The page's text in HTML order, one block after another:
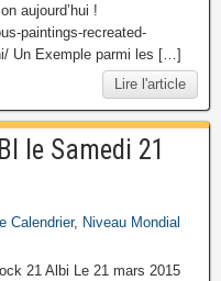
aujourd’hui !
paintings-recreated-
Un Exemple parmi les […]
Lire l'article
le Samedi 21
Calendrier, Niveau Mondial
21 Albi Le 21 mars 2015